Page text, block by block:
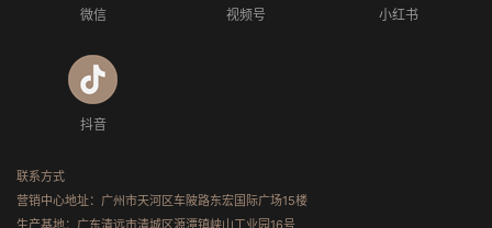
联系方式
营销中心地址：广州市天河区车陂路东宏国际广场15楼
生产基地：广东清远市清城区源潭镇峡山工业园16号
微信 视频号 小红书
抖音